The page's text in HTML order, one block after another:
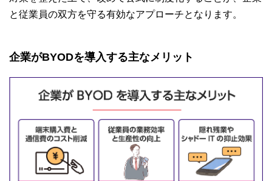
と従業員の双方を守る有効なアプローチとなります。
企業がBYODを導入する主なメリット